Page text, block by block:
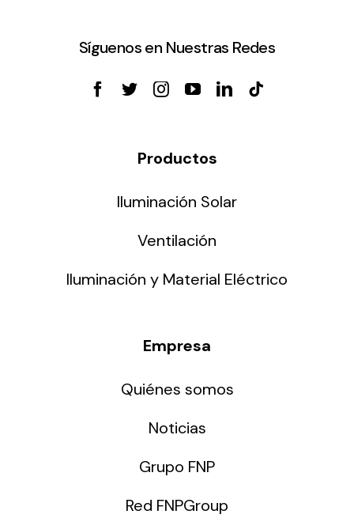
Síguenos en Nuestras Redes
Productos
Iluminación Solar
Ventilación
Iluminación y Material Eléctrico
Empresa
Quiénes somos
Noticias
Grupo FNP
Red FNPGroup